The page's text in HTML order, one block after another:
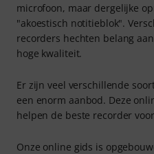
microfoon, maar dergelijke
"akoestisch notitieblok".
recorders hechten belang
hoge kwaliteit.
Er zijn veel verschillende
een enorm aanbod. Deze
helpen de beste recorder
Onze online gids is